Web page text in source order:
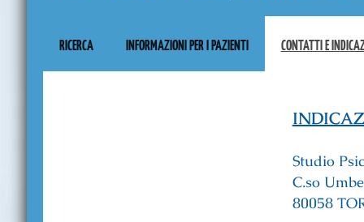
RICERCA INFORMAZIONI PER I PAZIENTI CONTATTI E
Studio
C.so
80058